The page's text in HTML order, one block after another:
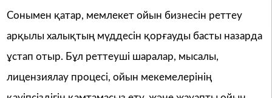
Сонымен қатар, мемлекет ойын бизнесін реттеу
арқылы халықтың мүддесін қорғауды басты назарда
ұстап отыр. Бұл реттеуші шаралар, мысалы,
лицензиялау процесі, ойын мекемелерінің